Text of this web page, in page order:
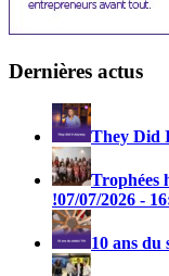
Dernières actus
They Did
Trophées
!07/07/2026 -
10 ans